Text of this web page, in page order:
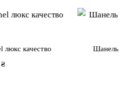
люкс качество
₴
Шанель